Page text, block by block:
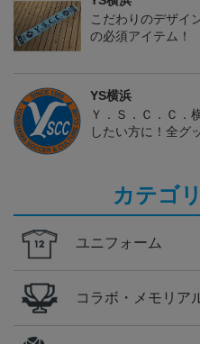
こだわりのデザイ
の必須アイテム！
YS横浜
Ｙ．Ｓ．Ｃ．Ｃ．
したい方に！全グ
カテゴ
ユニフォーム
コラボ・メモリア